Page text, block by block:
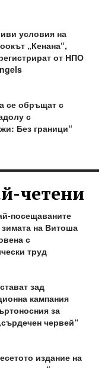
условия на
„Кенана“,
от НПО
се обръщат с
с
Без граници“
четени
посещаваните
зимата на Витоша
с
труд
зад
кампания
за
червей“
издание на